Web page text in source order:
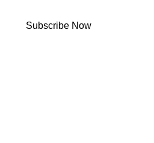
Subscribe Now